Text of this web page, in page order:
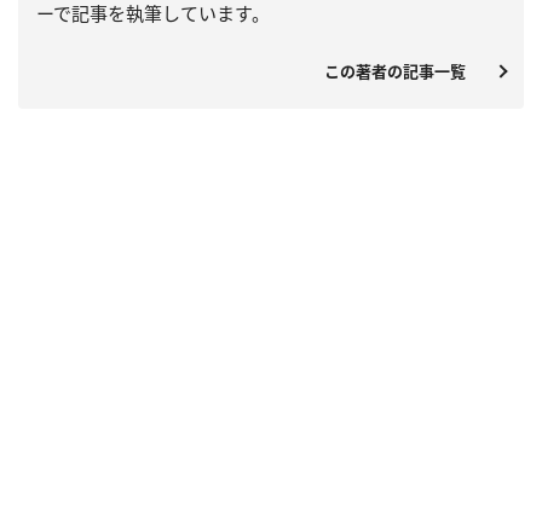
ーで記事を執筆しています。
この著者の記事一覧